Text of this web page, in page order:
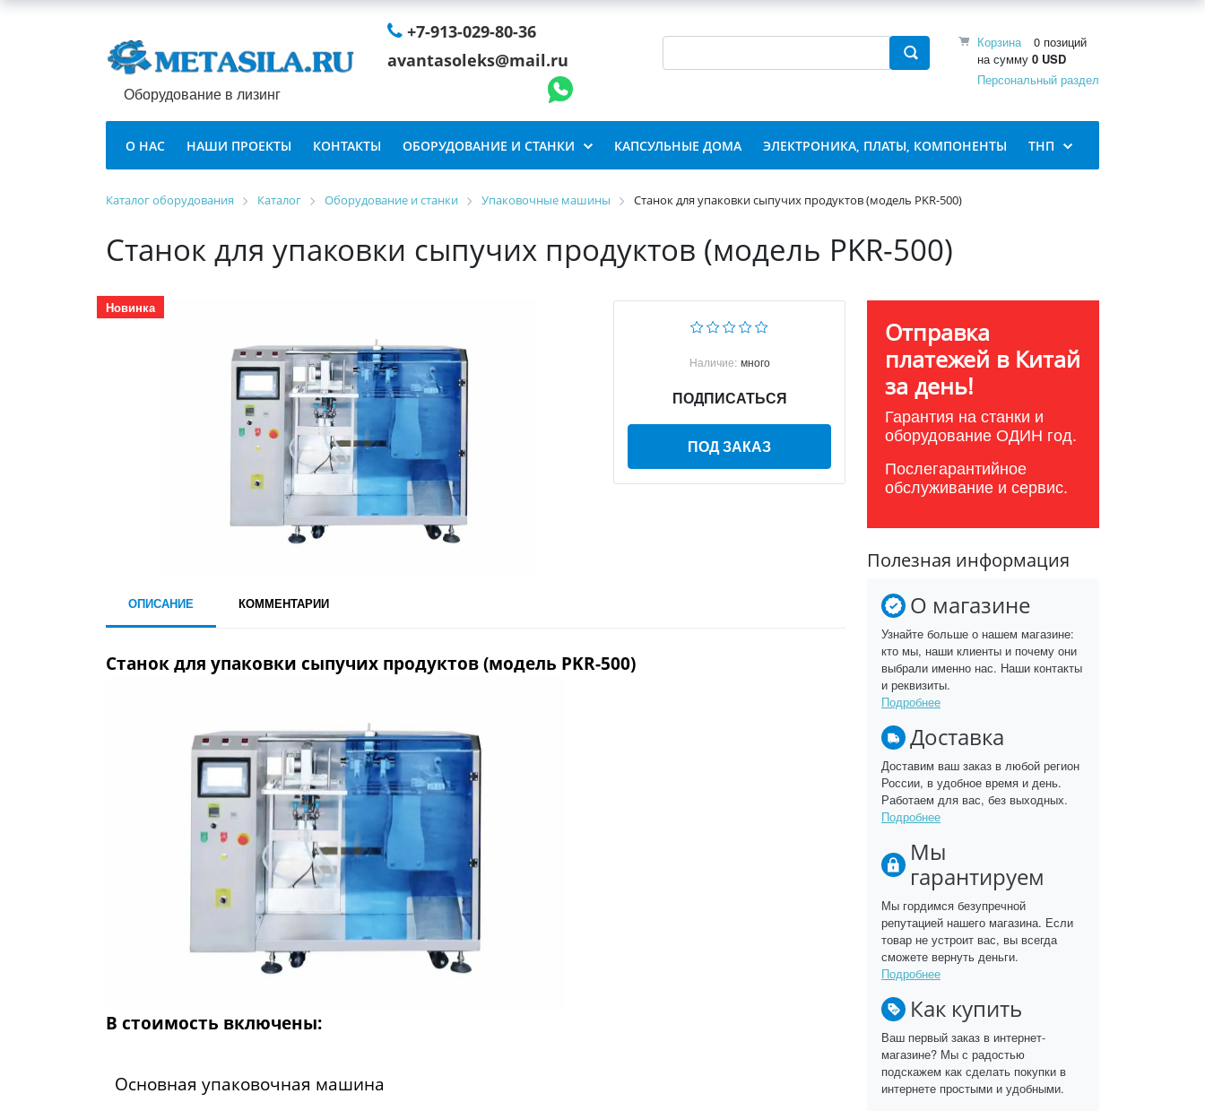
Оборудование в лизинг
Корзина
0 позиций
на сумму 0 USD
Персональный раздел
+7-913-029-80-36
avantasoleks@mail.ru
О НАС НАШИ ПРОЕКТЫ КОНТАКТЫ ОБОРУДОВАНИЕ И СТАНКИ КАПСУЛЬНЫЕ ДОМА ЭЛЕКТРОНИКА, ПЛАТЫ, КОМПОНЕНТЫ ТНП
Каталог оборудования Каталог Оборудование и станки Упаковочные машины Станок для упаковки сыпучих продуктов (модель PKR-500)
Станок для упаковки сыпучих продуктов (модель PKR-500)
Новинка
Наличие: много
ПОДПИСАТЬСЯ
ПОД ЗАКАЗ
ОПИСАНИЕ КОММЕНТАРИИ
Станок для упаковки сыпучих продуктов (модель PKR-500)
В стоимость включены:
Основная упаковочная машина
Отправка
платежей в Китай
за день!
Гарантия на станки и
оборудование ОДИН год.
Послегарантийное
обслуживание и сервис.
Полезная информация
О магазине
Узнайте больше о нашем магазине:
кто мы, наши клиенты и почему они
выбрали именно нас. Наши контакты
и реквизиты.
Подробнее
Доставка
Доставим ваш заказ в любой регион
России, в удобное время и день.
Работаем для вас, без выходных.
Подробнее
Мы
гарантируем
Мы гордимся безупречной
репутацией нашего магазина. Если
товар не устроит вас, вы всегда
сможете вернуть деньги.
Подробнее
Как купить
Ваш первый заказ в интернет-
магазине? Мы с радостью
подскажем как сделать покупки в
интернете простыми и удобными.